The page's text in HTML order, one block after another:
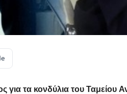
τα κονδύλια του Ταμείου